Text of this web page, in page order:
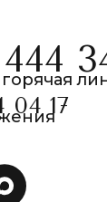
04 17